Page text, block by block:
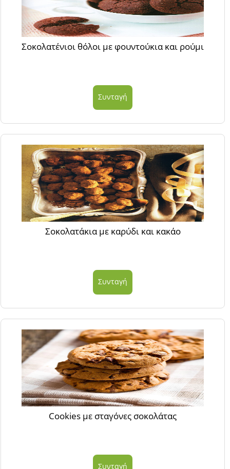
Σοκολατένιοι θόλοι με φουντούκια και ρούμι
Συνταγή
Σοκολατάκια με καρύδι και κακάο
Συνταγή
Cookies με σταγόνες σοκολάτας
Συνταγή